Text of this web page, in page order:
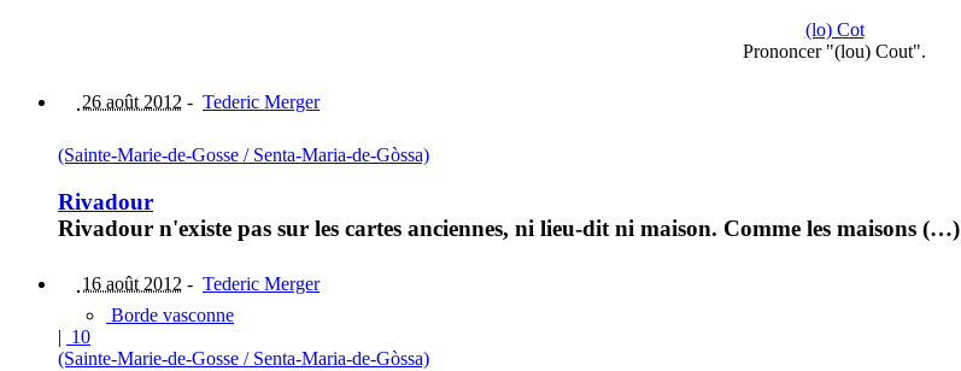
(lo) Cot
Prononcer "(lou) Cout".
26 août 2012 - Tederic Merger
(Sainte-Marie-de-Gosse / Senta-Maria-de-Gòssa)
Rivadour
Rivadour n'existe pas sur les cartes anciennes, ni lieu-dit ni maison. Comme les maisons (…)
16 août 2012 - Tederic Merger
Borde vasconne
| 10
(Sainte-Marie-de-Gosse / Senta-Maria-de-Gòssa)